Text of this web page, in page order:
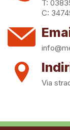
T:
C:
Via